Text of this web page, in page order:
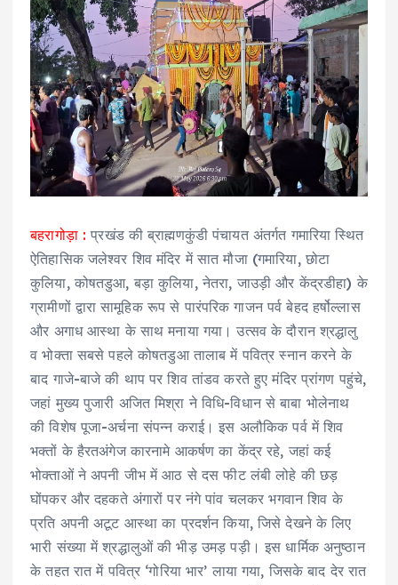
बहरागोड़ा : प्रखंड की ब्राह्मणकुंडी पंचायत अंतर्गत गमारिया स्थित
ऐतिहासिक जलेश्वर शिव मंदिर में सात मौजा (गमारिया, छोटा
कुलिया, कोषतडुआ, बड़ा कुलिया, नेतरा, जाउड़ी और केंद्रडीहा) के
ग्रामीणों द्वारा सामूहिक रूप से पारंपरिक गाजन पर्व बेहद हर्षोल्लास
और अगाध आस्था के साथ मनाया गया। उत्सव के दौरान श्रद्धालु
व भोक्ता सबसे पहले कोषतडुआ तालाब में पवित्र स्नान करने के
बाद गाजे-बाजे की थाप पर शिव तांडव करते हुए मंदिर प्रांगण पहुंचे,
जहां मुख्य पुजारी अजित मिश्रा ने विधि-विधान से बाबा भोलेनाथ
की विशेष पूजा-अर्चना संपन्न कराई। इस अलौकिक पर्व में शिव
भक्तों के हैरतअंगेज कारनामे आकर्षण का केंद्र रहे, जहां कई
भोक्ताओं ने अपनी जीभ में आठ से दस फीट लंबी लोहे की छड़
घोंपकर और दहकते अंगारों पर नंगे पांव चलकर भगवान शिव के
प्रति अपनी अटूट आस्था का प्रदर्शन किया, जिसे देखने के लिए
भारी संख्या में श्रद्धालुओं की भीड़ उमड़ पड़ी। इस धार्मिक अनुष्ठान
के तहत रात में पवित्र ‘गोरिया भार’ लाया गया, जिसके बाद देर रात